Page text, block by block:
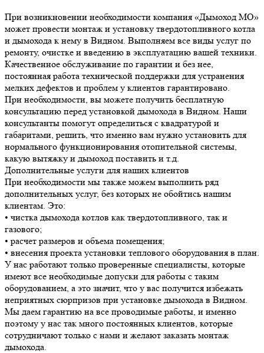
При возникновении необходимости компания «Дымоход МО»
может провести монтаж и установку твердотопливного котла
и дымохода к нему в Видном. Выполняем все виды услуг по
ремонту, очистке и введению в эксплуатацию вашей техники.
Качественное обслуживание по гарантии и без нее,
постоянная работа технической поддержки для устранения
мелких дефектов и проблем у клиентов гарантировано.
При необходимости, вы можете получить бесплатную
консультацию перед установкой дымохода в Видном. Наши
консультанты помогут определиться с квадратурой и
габаритами, решить, что именно вам нужно установить для
нормального функционирования отопительной системы,
какую вытяжку и дымоход поставить и т.д.
Дополнительные услуги для наших клиентов
При необходимости мы также можем выполнить ряд
дополнительных услуг, без которых не обойтись нашим
клиентам. Это:
• чистка дымохода котлов как твердотопливного, так и
газового;
• расчет размеров и объема помещения;
• внесения проекта установки теплового оборудования в план.
У нас работают только проверенные специалисты, которые
имеют все необходимые допуски для работы с таким
оборудованием, а это значит, что у вас получится избежать
неприятных сюрпризов при установке дымохода в Видном.
Мы даем гарантию на все проводимые работы, и именно
поэтому у нас так много постоянных клиентов, которые
сотрудничают только с нами и желают заказать монтаж
дымохода.